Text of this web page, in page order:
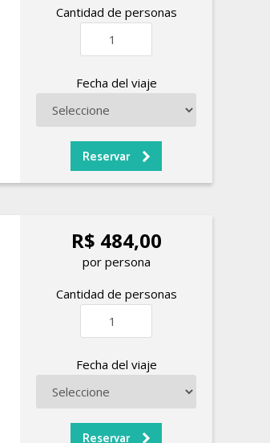
Cantidad de personas
Fecha del viaje
R$ 484,00
por persona
Cantidad de personas
Fecha del viaje